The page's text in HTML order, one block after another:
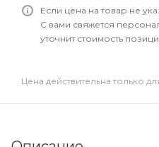
Если цена на товар не
С вами свяжется
уточнит стоимость
Цена действительна только